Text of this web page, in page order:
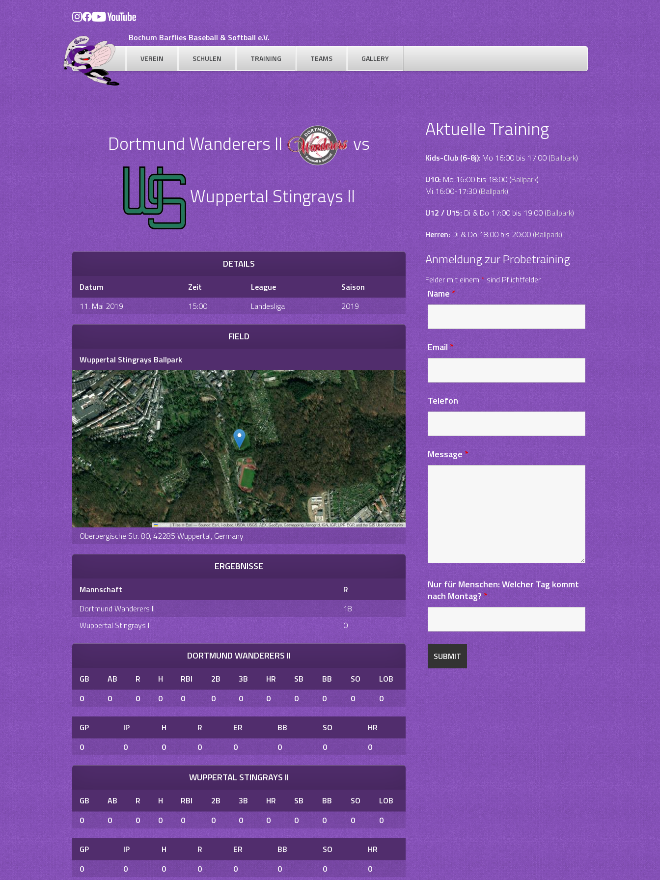
Skip
content
Bochum Barflies Baseball & Softball e.V.
VEREIN SCHULEN TRAINING TEAMS GALLERY
Dortmund Wanderers II
vs
Wuppertal Stingrays II
DETAILS
Datum Zeit League
Saison
11. Mai 2019
15:00 Landesliga 2019
FIELD
Wuppertal Stingrays Ballpark
Leaflet|Tiles © Esri — Source: Esri, i-cubed, USDA, USGS, AEX, GeoEye, Getmapping, Aerogrid, IGN, IGP, UPR-EGP, and the GIS User Community
Oberbergische Str. 80, 42285 Wuppertal, Germany
ERGEBNISSE
Mannschaft
R
Dortmund Wanderers II
18
Wuppertal Stingrays II
0
DORTMUND WANDERERS II
GB AB R H RBI 2B 3B HR SB BB SO
LOB
0
0 0 0 0 0 0 0 0 0 0 0
GP IP H R ER BB SO
HR
0
0 0 0 0 0 0 0
WUPPERTAL STINGRAYS II
GB AB R H RBI 2B 3B HR SB BB SO
LOB
0
0 0 0 0 0 0 0 0 0 0 0
GP IP H R ER BB SO
HR
0
0 0 0 0 0 0 0
Aktuelle Training
Kids-Club (6-8j): Mo 16:00 bis 17:00 (Ballpark)
U10:Mo 16:00 bis 18:00 (Ballpark)
Mi 16:00-17:30 (Ballpark)
U12 / U15:Di & Do 17:00 bis 19:00 (Ballpark)
Herren:Di & Do 18:00 bis 20:00 (Ballpark)
Anmeldung zur Probetraining
Felder mit einem*sind Pflichtfelder
Name*
Email *
Telefon
Message*
Nur für Menschen: Welcher Tag kommt
nach Montag?*